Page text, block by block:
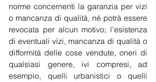
norme concernenti la garanzia per vizi
o mancanza di qualità, né potrà essere
revocata per alcun motivo; l’esistenza
di eventuali vizi, mancanza di qualità o
difformità delle cose vendute, oneri di
qualsiasi genere, ivi compresi, ad
esempio, quelli urbanistici o quelli